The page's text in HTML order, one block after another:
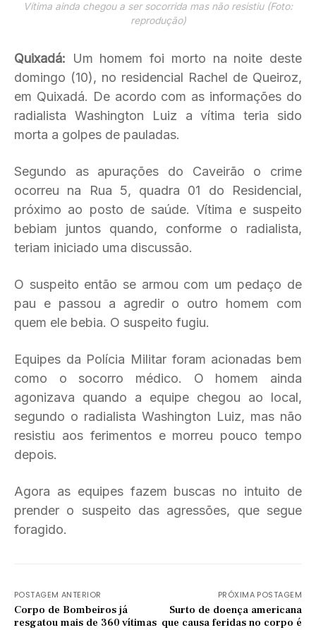
Vítima ainda chegou a ser socorrida mas não resistiu (Foto:
reprodução)
Quixadá: Um homem foi morto na noite deste
domingo (10), no residencial Rachel de Queiroz,
em Quixadá. De acordo com as informações do
radialista Washington Luiz a vítima teria sido
morta a golpes de pauladas.
Segundo as apurações do Caveirão o crime
ocorreu na Rua 5, quadra 01 do Residencial,
próximo ao posto de saúde. Vítima e suspeito
bebiam juntos quando, conforme o radialista,
teriam iniciado uma discussão.
O suspeito então se armou com um pedaço de
pau e passou a agredir o outro homem com
quem ele bebia. O suspeito fugiu.
Equipes da Polícia Militar foram acionadas bem
como o socorro médico. O homem ainda
agonizava quando a equipe chegou ao local,
segundo o radialista Washington Luiz, mas não
resistiu aos ferimentos e morreu pouco tempo
depois.
Agora as equipes fazem buscas no intuito de
prender o suspeito das agressões, que segue
foragido.
POSTAGEM ANTERIOR
Corpo de Bombeiros já
resgatou mais de 360 vítimas
PRÓXIMA POSTAGEM
Surto de doença americana
que causa feridas no corpo é